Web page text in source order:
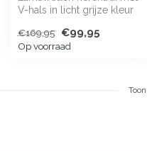
V-hals in licht grijze kleur
€169,95 €99,95
Op voorraad
Toon